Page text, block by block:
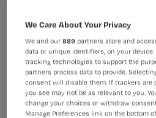
Chronisch
behandeling
We Care About Your Privacy
We and our889 partners store and
data or unique identifiers, on your
tracking technologies to support the
partners process data to provide.
consent will disable them. If trackers are
you see may not be as relevant to you.
change your choices or withdraw
Manage Preferences link on the bottom